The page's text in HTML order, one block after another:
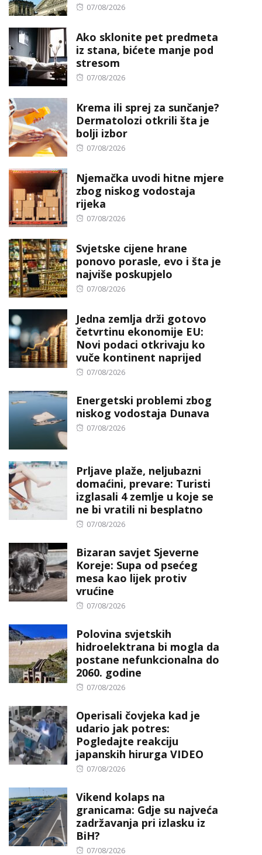
Posted
07/08/2026
Ako sklonite pet predmeta
iz stana, bićete manje pod
stresom
Posted
07/08/2026
Krema ili sprej za sunčanje?
Dermatolozi otkrili šta je
bolji izbor
Posted
07/08/2026
Njemačka uvodi hitne mjere
zbog niskog vodostaja
rijeka
Posted
07/08/2026
Svjetske cijene hrane
ponovo porasle, evo i šta je
najviše poskupjelo
Posted
07/08/2026
Jedna zemlja drži gotovo
četvrtinu ekonomije EU:
Novi podaci otkrivaju ko
vuče kontinent naprijed
Posted
07/08/2026
Energetski problemi zbog
niskog vodostaja Dunava
Posted
07/08/2026
Prljave plaže, neljubazni
domaćini, prevare: Turisti
izglasali 4 zemlje u koje se
ne bi vratili ni besplatno
Posted
07/08/2026
Bizaran savjet Sjeverne
Koreje: Supa od psećeg
mesa kao lijek protiv
vrućine
Posted
07/08/2026
Polovina svjetskih
hidroelektrana bi mogla da
postane nefunkcionalna do
2060. godine
Posted
07/08/2026
Operisali čovjeka kad je
udario jak potres:
Pogledajte reakciju
japanskih hirurga VIDEO
Posted
07/08/2026
Vikend kolaps na
granicama: Gdje su najveća
zadržavanja pri izlasku iz
BiH?
Posted
07/08/2026